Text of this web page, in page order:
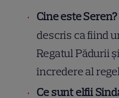
Cine este Seren?
descris ca fiind
Regatul Pădurii
încredere al
Ce sunt elfii